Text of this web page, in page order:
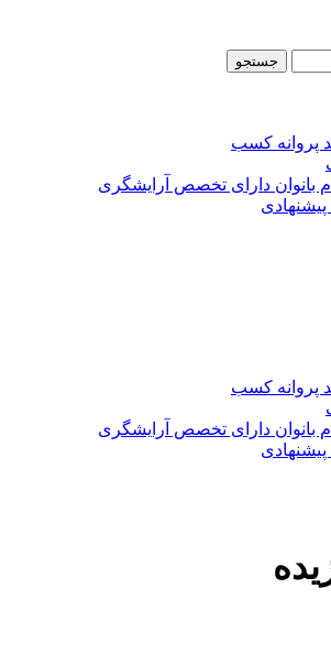
جستجو
پروانه کسب
بانوان دارای تخصص آرایشگری
پروانه کسب
بانوان دارای تخصص آرایشگری